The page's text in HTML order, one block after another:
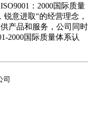
：2000国际质量
意进取"的经营理念，
产品和服务，公司同时
2000国际质量体系认
司